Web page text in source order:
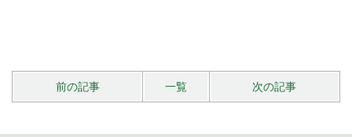
前の記事 一覧 次の記事